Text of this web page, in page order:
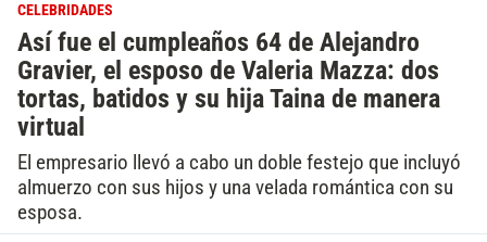
CELEBRIDADES
Así fue el cumpleaños 64 de Alejandro
Gravier, el esposo de Valeria Mazza: dos
tortas, batidos y su hija Taina de manera
virtual
El empresario llevó a cabo un doble festejo que incluyó
almuerzo con sus hijos y una velada romántica con su
esposa.